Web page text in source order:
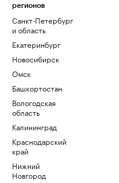
регионов
Санкт-Петербург
и область
Екатеринбург
Новосибирск
Омск
Башкортостан
Вологодская
область
Калининград
Краснодарский
край
Нижний
Новгород